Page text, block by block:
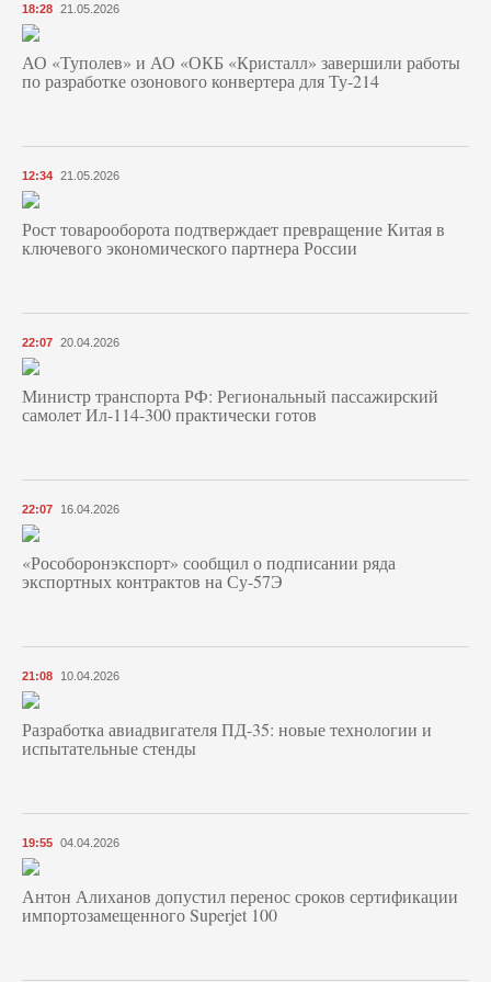
18:28 21.05.2026
АО «Туполев» и АО «ОКБ «Кристалл» завершили работы
по разработке озонового конвертера для Ту-214
12:34 21.05.2026
Рост товарооборота подтверждает превращение Китая в
ключевого экономического партнера России
22:07 20.04.2026
Министр транспорта РФ: Региональный пассажирский
самолет Ил-114-300 практически готов
22:07 16.04.2026
«Рособоронэкспорт» сообщил о подписании ряда
экспортных контрактов на Су-57Э
21:08 10.04.2026
Разработка авиадвигателя ПД-35: новые технологии и
испытательные стенды
19:55 04.04.2026
Антон Алиханов допустил перенос сроков сертификации
импортозамещенного Superjet 100